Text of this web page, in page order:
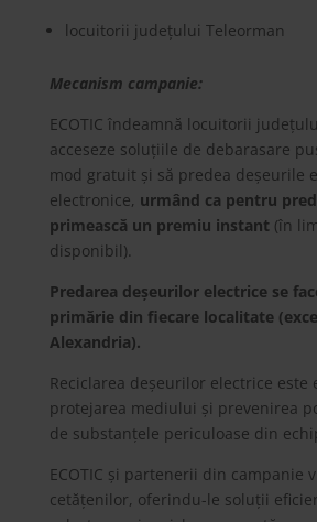
locuitorii județului Teleorman
Mecanism campanie:
ECOTIC îndeamnă locuitorii
acceseze soluțiile de debarasare
mod gratuit și să predea deșeurile
electronice, urmând ca pentru
primească un premiu instant (în
disponibil).
Predarea deșeurilor electrice se
primărie din fiecare localitate
Alexandria).
Reciclarea deșeurilor electrice este
protejarea mediului și prevenirea
de substanțele periculoase din
ECOTIC și partenerii din campanie
cetățenilor, oferindu-le soluții